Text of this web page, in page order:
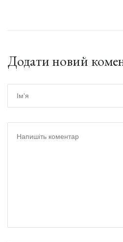
Додати новий